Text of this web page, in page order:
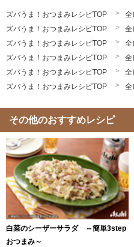
ズバうま！おつまみレシピTOP 全
ズバうま！おつまみレシピTOP
全
ズバうま！おつまみレシピTOP
全
ズバうま！おつまみレシピTOP
全
ズバうま！おつまみレシピTOP
全
ズバうま！おつまみレシピTOP
全
その他のおすすめレシピ
白菜のシーザーサラダ ～簡単3step
おつまみ～